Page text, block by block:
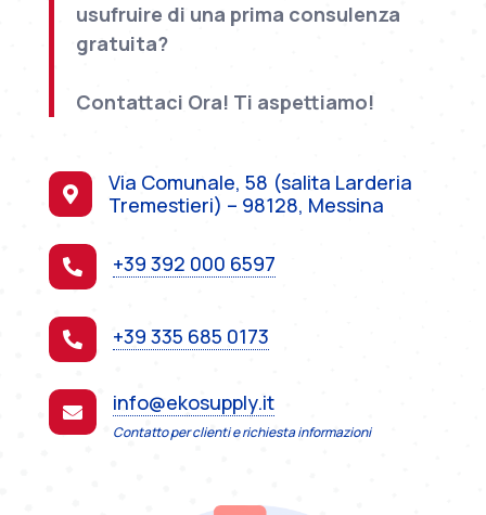
usufruire di una prima consulenza
gratuita?
Contattaci Ora! Ti aspettiamo!

Via Comunale, 58 (salita Larderia
Tremestieri) – 98128, Messina
 +39 392 000 6597
 +39 335 685 0173
 info@ekosupply.it
Contatto per clienti e richiesta informazioni